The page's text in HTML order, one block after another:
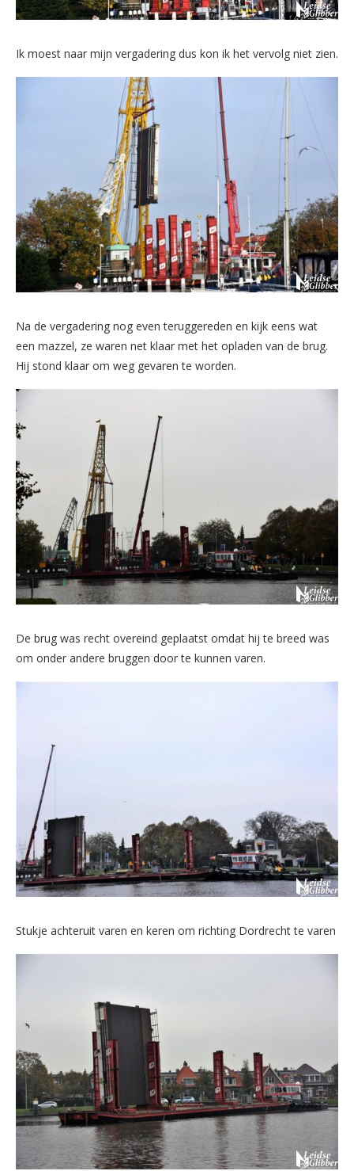
Ik moest naar mijn vergadering dus kon ik het vervolg niet zien.
Na de vergadering nog even teruggereden en kijk eens wat
een mazzel, ze waren net klaar met het opladen van de brug.
Hij stond klaar om weg gevaren te worden.
De brug was recht overeind geplaatst omdat hij te breed was
om onder andere bruggen door te kunnen varen.
Stukje achteruit varen en keren om richting Dordrecht te varen